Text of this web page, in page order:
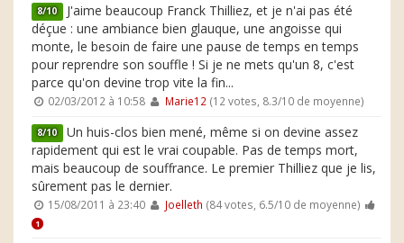
8/10 J'aime beaucoup Franck Thilliez, et je n'ai pas été
déçue : une ambiance bien glauque, une angoisse qui
monte, le besoin de faire une pause de temps en temps
pour reprendre son souffle ! Si je ne mets qu'un 8, c'est
parce qu'on devine trop vite la fin...
02/03/2012 à 10:58 Marie12 (12 votes, 8.3/10 de moyenne)
8/10 Un huis-clos bien mené, même si on devine assez
rapidement qui est le vrai coupable. Pas de temps mort,
mais beaucoup de souffrance. Le premier Thilliez que je lis,
sûrement pas le dernier.
15/08/2011 à 23:40 Joelleth (84 votes, 6.5/10 de moyenne)
1